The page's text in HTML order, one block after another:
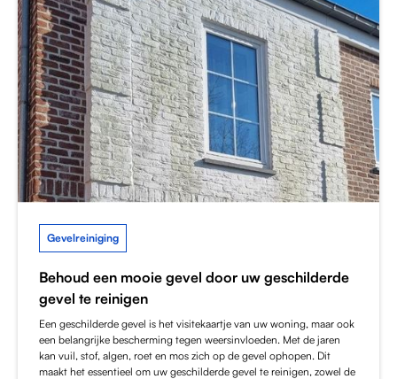
Gevelreiniging
Behoud een mooie gevel door uw geschilderde
gevel te reinigen
Een geschilderde gevel is het visitekaartje van uw woning, maar ook
een belangrijke bescherming tegen weersinvloeden. Met de jaren
kan vuil, stof, algen, roet en mos zich op de gevel ophopen. Dit
maakt het essentieel om uw geschilderde gevel te reinigen, zowel de